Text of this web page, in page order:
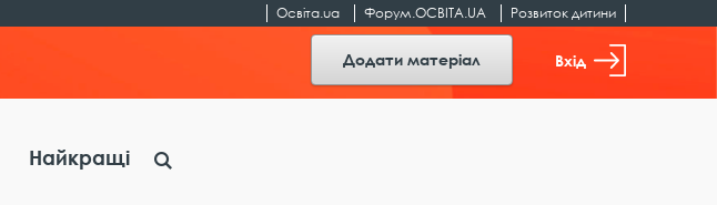
Освіта.ua Форум.ОСВІТА.UA Розвиток дитини
Додати матеріал Вхід
Найкращі